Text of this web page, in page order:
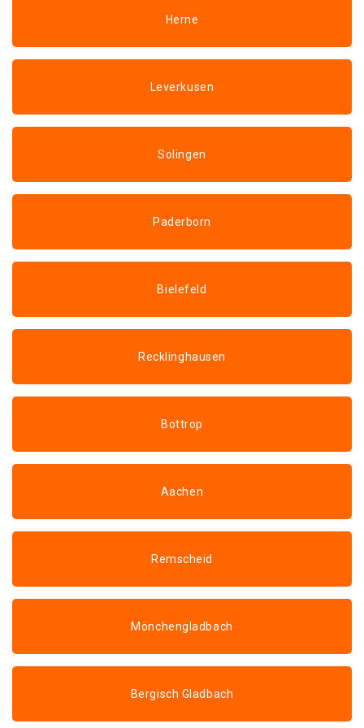
Herne
Leverkusen
Solingen
Paderborn
Bielefeld
Recklinghausen
Bottrop
Aachen
Remscheid
Mönchengladbach
Bergisch Gladbach